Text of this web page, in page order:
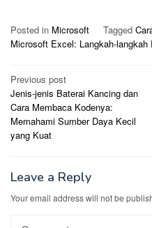
Posted in Microsoft Tagged
Microsoft Excel: Langkah-langkah
Post
navigation
Previous post
Jenis-jenis Baterai Kancing dan
Cara Membaca Kodenya:
Memahami Sumber Daya Kecil
yang Kuat
Leave a Reply
Your email address will not be